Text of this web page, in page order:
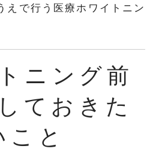
えで行う医療ホワイトニン
ニング前
ておきた
こと